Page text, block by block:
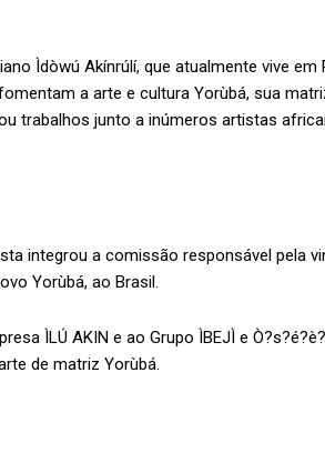
Ìdòwú Akínrúlí, que atualmente vive
a arte e cultura Yorùbá, sua
trabalhos junto a inúmeros artistas
integrou a comissão responsável pela
Yorùbá, ao Brasil.
ÌLÚ AKIN e ao Grupo ÌBEJÌ e
de matriz Yorùbá.